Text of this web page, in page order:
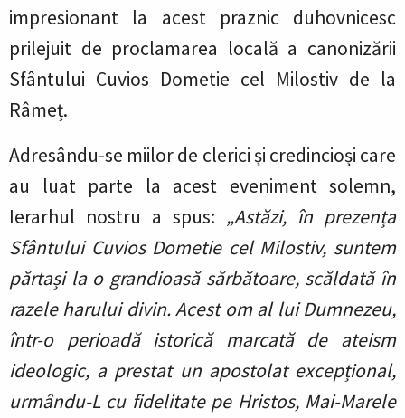
impresionant la acest praznic duhovnicesc
prilejuit de proclamarea locală a canonizării
Sfântului Cuvios Dometie cel Milostiv de la
Râmeț.
Adresându-se miilor de clerici și credincioși care
au luat parte la acest eveniment solemn,
Ierarhul nostru a spus: „Astăzi, în prezența
Sfântului Cuvios Dometie cel Milostiv, suntem
părtași la o grandioasă sărbătoare, scăldată în
razele harului divin. Acest om al lui Dumnezeu,
într-o perioadă istorică marcată de ateism
ideologic, a prestat un apostolat excepțional,
urmându-L cu fidelitate pe Hristos, Mai-Marele